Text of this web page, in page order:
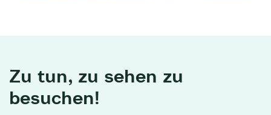
Zu tun, zu sehen zu
besuchen!